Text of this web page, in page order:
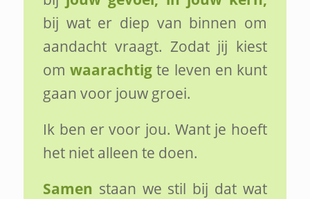
bij wat er diep van binnen om
aandacht vraagt. Zodat jij kiest
omwaarachtig te leven en kunt
gaan voor jouw groei.
Ik ben er voor jou. Want je hoeft
het niet alleen te doen.
Samen staan we stil bij dat wat